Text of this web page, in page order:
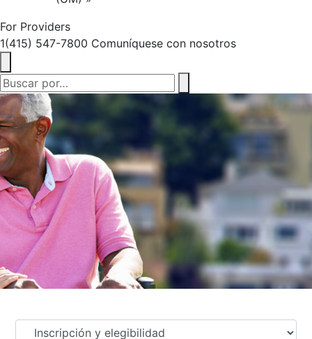
For Providers
1(415) 547-7800 Comuníquese con nosotros